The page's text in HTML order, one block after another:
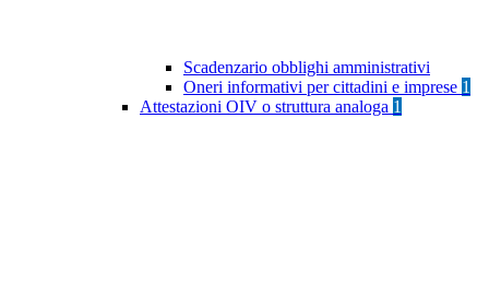
Scadenzario obblighi amministrativi
Oneri informativi per cittadini e imprese 1
Attestazioni OIV o struttura analoga 1